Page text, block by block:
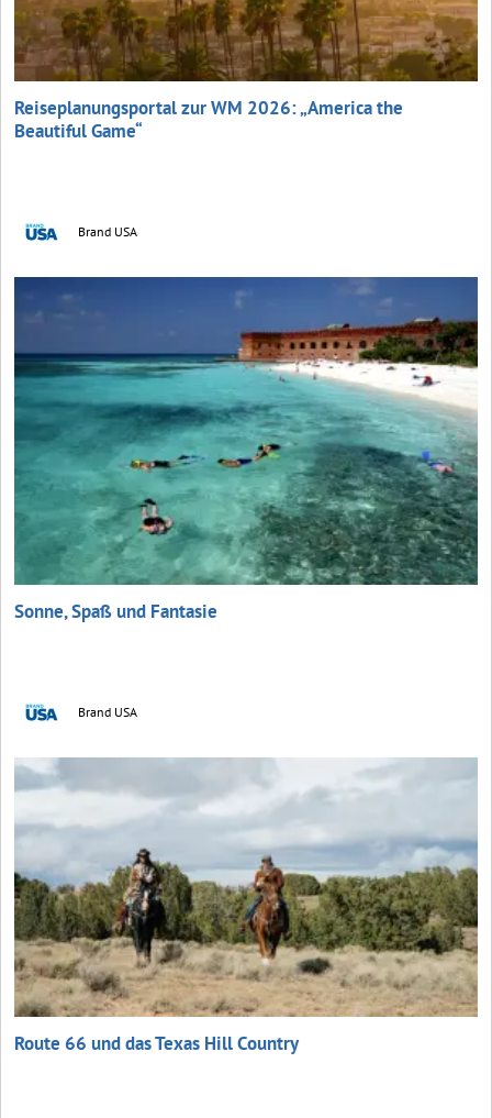
Reiseplanungsportal zur WM 2026: „America the
Beautiful Game“
Brand USA
Sonne, Spaß und Fantasie
Brand USA
Route 66 und das Texas Hill Country